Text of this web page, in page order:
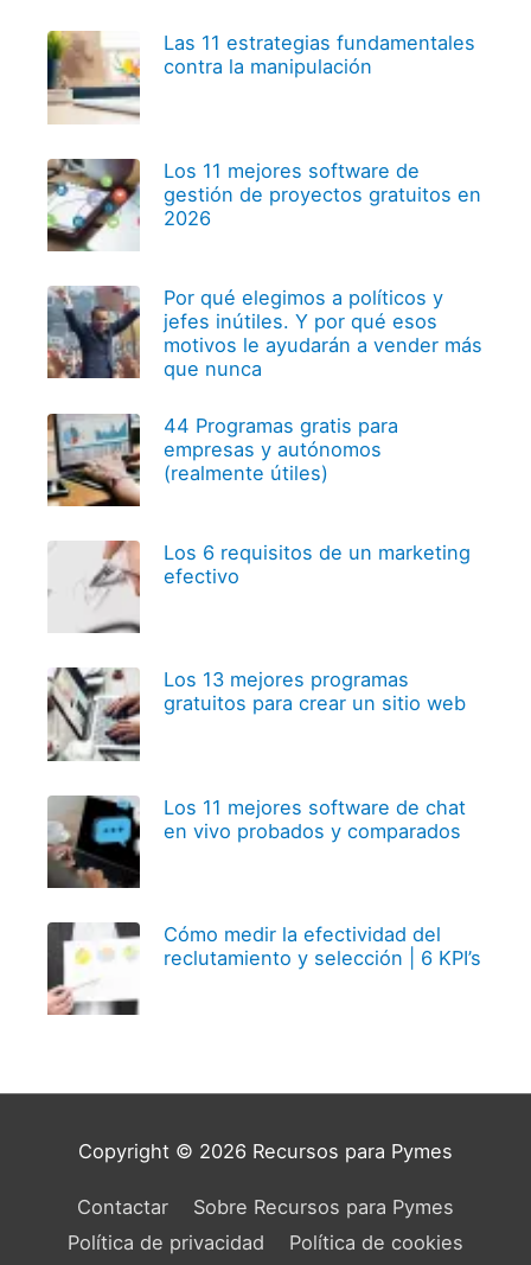
Las 11 estrategias fundamentales
contra la manipulación
Los 11 mejores software de
gestión de proyectos gratuitos en
2026
Por qué elegimos a políticos y
jefes inútiles. Y por qué esos
motivos le ayudarán a vender más
que nunca
44 Programas gratis para
empresas y autónomos
(realmente útiles)
Los 6 requisitos de un marketing
efectivo
Los 13 mejores programas
gratuitos para crear un sitio web
Los 11 mejores software de chat
en vivo probados y comparados
Cómo medir la efectividad del
reclutamiento y selección | 6 KPI’s
Copyright © 2026 Recursos para Pymes
Contactar
Sobre Recursos para Pymes
Política de privacidad
Política de cookies